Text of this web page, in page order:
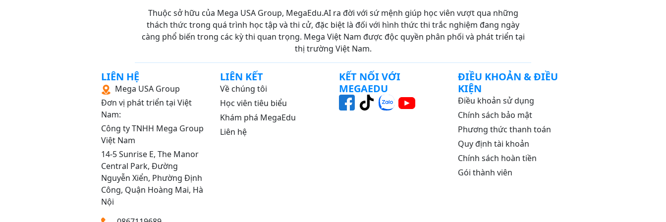
TÀI CHÍNH TIỀN TỆ 30
KINH TẾ VI MÔ 58
THƯƠNG MẠI ĐIỆN TỬ
HOÁ ĐẠI CƯƠNG
MÔ HỌC ĐẠI CƯƠNG 34
TÀI CHÍNH DOANH NGHIỆP
TÀI CHÍNH NGÂN HÀNG
KẾ TOÁN THUẾ
Y SINH HỌC DI TRUYỀN
Thuộc sở hữu của Mega USA Group, MegaEdu.AI ra đời với sứ mệnh giúp học viên vượt qua những
thách thức trong quá trình học tập và thi cử, đặc biệt là đối với hình thức thi trắc nghiệm đang ngày
càng phổ biến trong các kỳ thi quan trọng. Mega Việt Nam được độc quyền phân phối và phát triển tại
thị trường Việt Nam.
LIÊN HỆ
Mega USA Group
Đơn vị phát triển tại Việt
Nam:
Công ty TNHH Mega Group
Việt Nam
14‑5 Sunrise E, The Manor
Central Park, Đường
Nguyễn Xiển, Phường Định
Công, Quận Hoàng Mai, Hà
Nội
LIÊN KẾT
Về chúng tôi
Học viên tiêu biểu
Khám phá MegaEdu
Liên hệ
KẾT NỐI VỚI
MEGAEDU
ĐIỀU KHOẢN & ĐIỀU
KIỆN
Điều khoản sử dụng
Chính sách bảo mật
Phương thức thanh toán
Quy định tài khoản
Chính sách hoàn tiền
Gói thành viên